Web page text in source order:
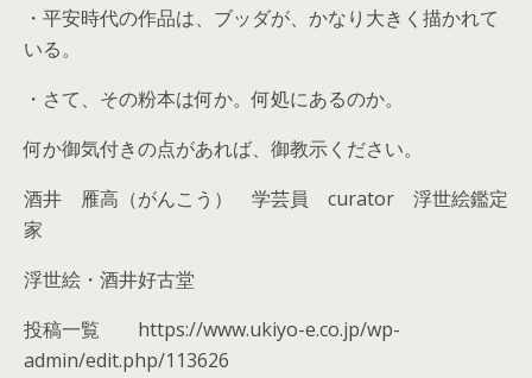
・平安時代の作品は、ブッダが、かなり大きく描かれて
いる。
・さて、その粉本は何か。何処にあるのか。
何か御気付きの点があれば、御教示ください。
酒井 雁高（がんこう） 学芸員 curator 浮世絵鑑定
家
浮世絵・酒井好古堂
投稿一覧 https://www.ukiyo-e.co.jp/wp-
admin/edit.php/113626